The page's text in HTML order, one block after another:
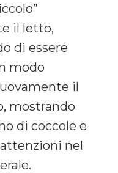
il letto,
di essere
modo
il
mostrando
di coccole e
nel